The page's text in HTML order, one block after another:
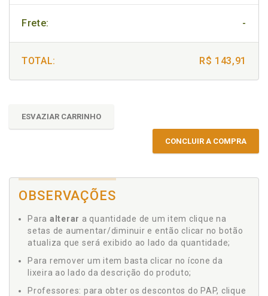
Frete: -
TOTAL: R$ 143,91
ESVAZIAR CARRINHO
CONCLUIR A COMPRA
OBSERVAÇÕES
Para alterar a quantidade de um item clique na
setas de aumentar/diminuir e então clicar no botão
atualiza que será exibido ao lado da quantidade;
Para remover um item basta clicar no ícone da
lixeira ao lado da descrição do produto;
Professores: para obter os descontos do PAP, clique